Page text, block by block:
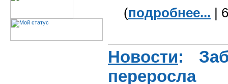
(подробнее... |
Новости: